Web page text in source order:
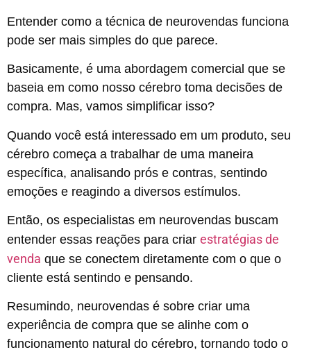
Entender como a técnica de neurovendas funciona
pode ser mais simples do que parece.
Basicamente, é uma abordagem comercial que se
baseia em como nosso cérebro toma decisões de
compra. Mas, vamos simplificar isso?
Quando você está interessado em um produto, seu
cérebro começa a trabalhar de uma maneira
específica, analisando prós e contras, sentindo
emoções e reagindo a diversos estímulos.
Então, os especialistas em neurovendas buscam
entender essas reações para criar estratégias de
venda que se conectem diretamente com o que o
cliente está sentindo e pensando.
Resumindo, neurovendas é sobre criar uma
experiência de compra que se alinhe com o
funcionamento natural do cérebro, tornando todo o